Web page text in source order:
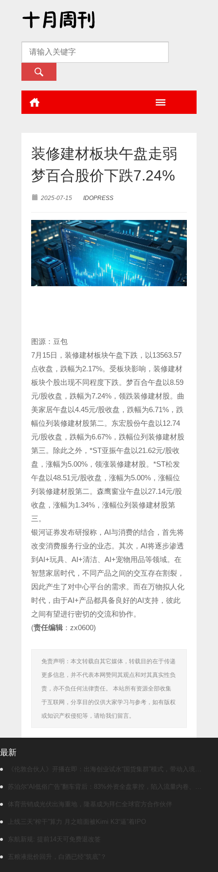
装修建材板块午盘走弱
梦百合股价下跌7.24%
2025-07-15 IDOPRESS
图源：豆包
7月15日，装修建材板块午盘下跌，以13563.57
点收盘，跌幅为2.17%。受板块影响，装修建材
板块个股出现不同程度下跌。梦百合午盘以8.59
元/股收盘，跌幅为7.24%，领跌装修建材股。曲
美家居午盘以4.45元/股收盘，跌幅为6.71%，跌
幅位列装修建材股第二。东宏股份午盘以12.74
元/股收盘，跌幅为6.67%，跌幅位列装修建材股
第三。除此之外，*ST亚振午盘以21.62元/股收
盘，涨幅为5.00%，领涨装修建材股。*ST松发
午盘以48.51元/股收盘，涨幅为5.00%，涨幅位
列装修建材股第二。森鹰窗业午盘以27.14元/股
收盘，涨幅为1.34%，涨幅位列装修建材股第
三。
银河证券发布研报称，AI与消费的结合，首先将
改变消费服务行业的业态。其次，AI将逐步渗透
到AI+玩具、AI+清洁、AI+宠物用品等领域。在
智慧家居时代，不同产品之间的交互存在割裂，
因此产生了对中心平台的需求。而在万物拟人化
时代，由于AI+产品都具备良好的AI支持，彼此
之间有望进行密切的交流和协作。
(责任编辑 ：zx0600)
免责声明：本文转载自其它媒体，转载目的在于传递
更多信息，并不代表本网赞同其观点和对其真实性负
责，亦不负任何法律责任。 本站所有资源全部收集
于互联网，分享目的仅供大家学习与参考，如有版权
或知识产权侵犯等，请给我们留言。
最新
《伦敦合伙人》开播在即：出海创业试水“国货集群”模式，带动入境消
费反向种草
苏泊尔“AI低俗广告”翻车背后：83%外资全盘掌控，陷入流量内卷、质
量频发的负循环
体育营销成光伏出海重地，隆基成为拜仁全球官方合作伙伴
上线三天“榨干”算力 月之暗面被Kimi K3“逼”着IPO
东航新规: 提前14天可免费退改签
五粮液批价回升，白酒已经“筑底”？